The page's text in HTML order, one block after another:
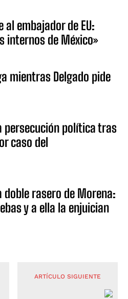
al embajador de EU:
internos de México»
mientras Delgado pide
persecución política tras
caso del
doble rasero de Morena:
y a ella la enjuician
ARTÍCULO SIGUIENTE